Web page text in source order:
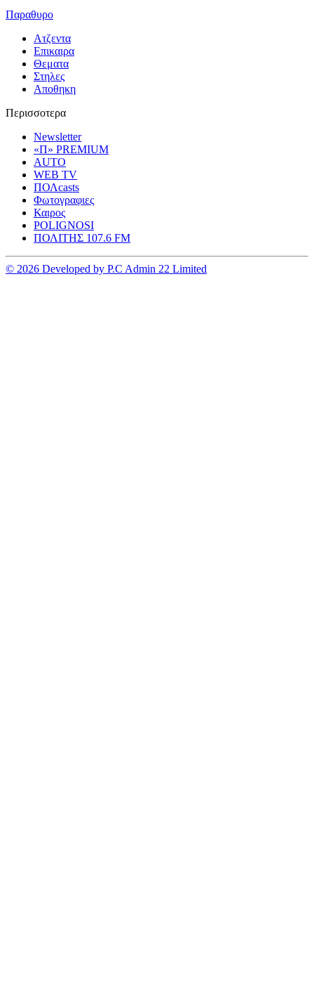
Παραθυρο
Ατζεντα
Επικαιρα
Θεματα
Στηλες
Αποθηκη
Περισσοτερα
Newsletter
«Π» PREMIUM
AUTO
WEB TV
ΠΟΛcasts
Φωτογραφιες
Καιρος
POLIGNOSI
ΠΟΛΙΤΗΣ 107.6 FM
© 2026 Developed by P.C Admin 22 Limited